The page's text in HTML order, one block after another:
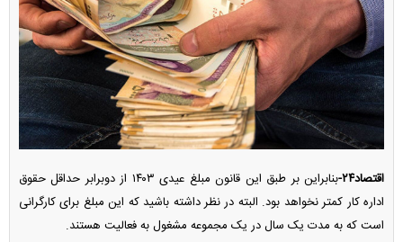
اقتصاد۲۴-
بنابراین بر طبق این قانون مبلغ عیدی ۱۴۰۳ از دوبرابر حداقل حقوق
اداره کار کمتر نخواهد بود. البته در نظر داشته باشید که این مبلغ برای کارگرانی
است که به مدت یک سال در یک مجموعه مشغول به فعالیت هستند.